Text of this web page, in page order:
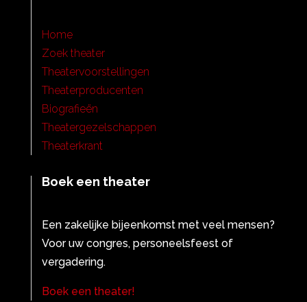
Home
Zoek theater
Theatervoorstellingen
Theaterproducenten
Biografieën
Theatergezelschappen
Theaterkrant
Boek een theater
Een zakelijke bijeenkomst met veel mensen?
Voor uw congres, personeelsfeest of
vergadering.
Boek een theater!